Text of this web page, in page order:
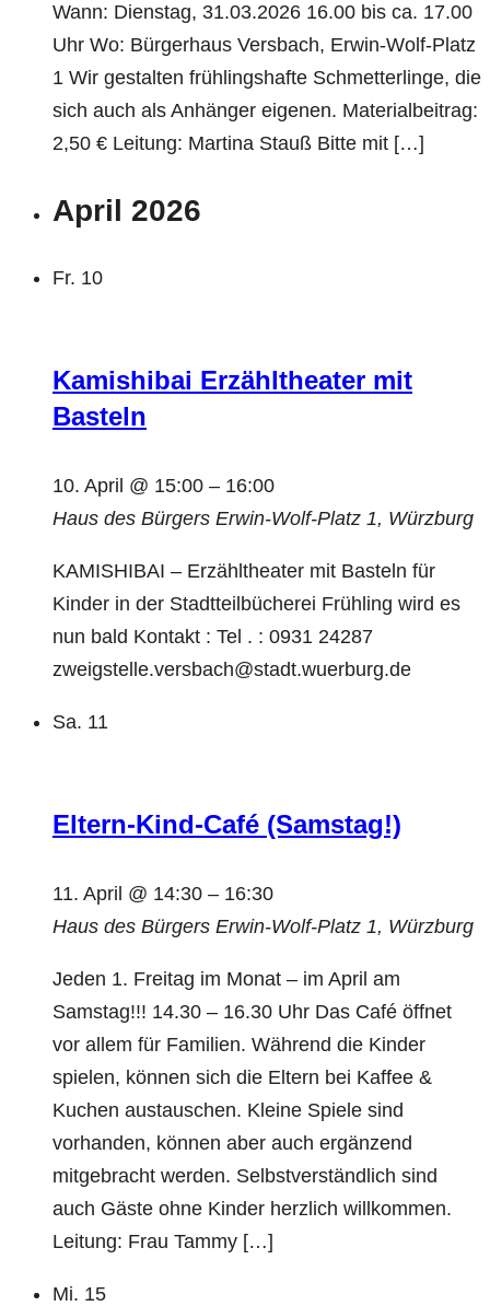
Wann: Dienstag, 31.03.2026 16.00 bis ca. 17.00
Uhr Wo: Bürgerhaus Versbach, Erwin-Wolf-Platz
1 Wir gestalten frühlingshafte Schmetterlinge, die
sich auch als Anhänger eigenen. Materialbeitrag:
2,50 € Leitung: Martina Stauß Bitte mit […]
April 2026
Fr. 10
Kamishibai Erzähltheater mit
Basteln
10. April @ 15:00 – 16:00
Haus des Bürgers Erwin-Wolf-Platz 1, Würzburg
KAMISHIBAI – Erzähltheater mit Basteln für
Kinder in der Stadtteilbücherei Frühling wird es
nun bald Kontakt : Tel . : 0931 24287
zweigstelle.versbach@stadt.wuerburg.de
Sa. 11
Eltern-Kind-Café (Samstag!)
11. April @ 14:30 – 16:30
Haus des Bürgers Erwin-Wolf-Platz 1, Würzburg
Jeden 1. Freitag im Monat – im April am
Samstag!!! 14.30 – 16.30 Uhr Das Café öffnet
vor allem für Familien. Während die Kinder
spielen, können sich die Eltern bei Kaffee &
Kuchen austauschen. Kleine Spiele sind
vorhanden, können aber auch ergänzend
mitgebracht werden. Selbstverständlich sind
auch Gäste ohne Kinder herzlich willkommen.
Leitung: Frau Tammy […]
Mi. 15